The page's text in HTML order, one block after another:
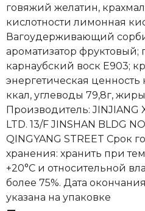
говяжий желатин, крахмал
кислотности лимонная
Вагоудерживающий
ароматизатор фруктовый;
карнаубский воск Е903;
энергетическая ценность
ккал, углеводы 79,8г,
Производитель: JINJIANG
LTD. 13/F JINSHAN BLDG
QINGYANG STREET Срок
хранения: хранить при
+20°С и относительной
более 75%. Дата
указана на упаковке